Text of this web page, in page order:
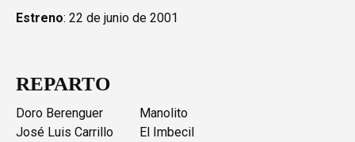
Estreno: 22 de junio de 2001
REPARTO
Doro Berenguer
Manolito
José Luis Carrillo
El Imbecil